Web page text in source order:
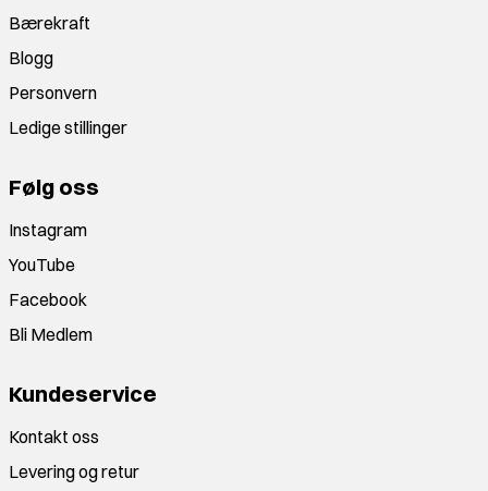
Bærekraft
Blogg
Personvern
Ledige stillinger
Følg oss
Instagram
YouTube
Facebook
Bli Medlem
Kundeservice
Kontakt oss
Levering og retur